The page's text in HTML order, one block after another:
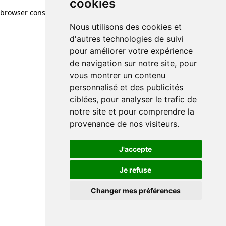
cookies
Nous utilisons des cookies et
d'autres technologies de suivi
pour améliorer votre expérience
de navigation sur notre site, pour
vous montrer un contenu
personnalisé et des publicités
ciblées, pour analyser le trafic de
notre site et pour comprendre la
provenance de nos visiteurs.
J'accepte
Je refuse
Changer mes préférences
browser console for more information)